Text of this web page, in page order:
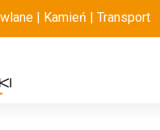
| Kamień | Transport